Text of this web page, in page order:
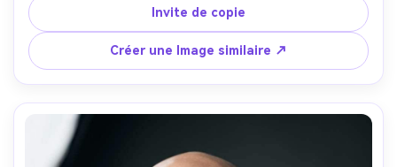
texture de béton, éclairage latéral humoreux et brume
subtile, Nikon Z8, 85mm f/1.8, coupe serrée de la tête et
des épaules, angle faible léger pour la force, ambiance
cinématographique gracieuse, micro-texture de peau
réaliste, haute résolution, mise au point nette, notation
bleu et orange-AR 4:5
Invite de copie
Créer une Image similaire ↗